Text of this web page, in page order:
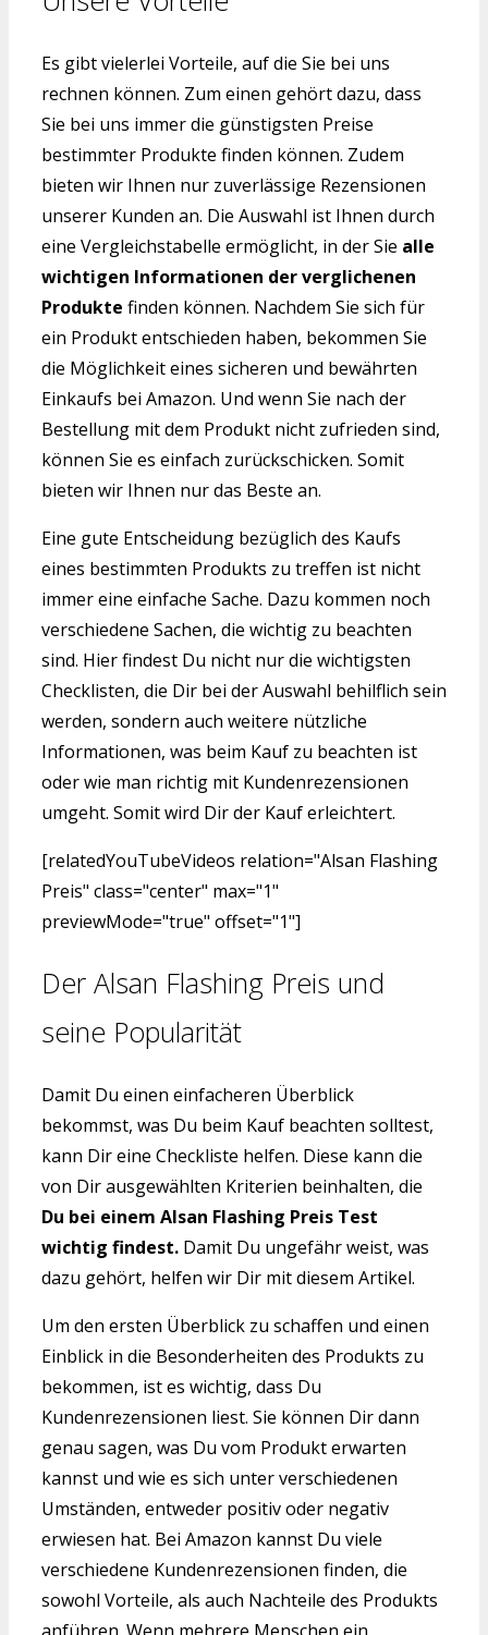
Es gibt vielerlei Vorteile, auf die Sie bei uns
rechnen können. Zum einen gehört dazu, dass
Sie bei uns immer die günstigsten Preise
bestimmter Produkte finden können. Zudem
bieten wir Ihnen nur zuverlässige Rezensionen
unserer Kunden an. Die Auswahl ist Ihnen durch
eine Vergleichstabelle ermöglicht, in der Sie alle
wichtigen Informationen der verglichenen
Produkte finden können. Nachdem Sie sich für
ein Produkt entschieden haben, bekommen Sie
die Möglichkeit eines sicheren und bewährten
Einkaufs bei Amazon. Und wenn Sie nach der
Bestellung mit dem Produkt nicht zufrieden sind,
können Sie es einfach zurückschicken. Somit
bieten wir Ihnen nur das Beste an.
Eine gute Entscheidung bezüglich des Kaufs
eines bestimmten Produkts zu treffen ist nicht
immer eine einfache Sache. Dazu kommen noch
verschiedene Sachen, die wichtig zu beachten
sind. Hier findest Du nicht nur die wichtigsten
Checklisten, die Dir bei der Auswahl behilflich sein
werden, sondern auch weitere nützliche
Informationen, was beim Kauf zu beachten ist
oder wie man richtig mit Kundenrezensionen
umgeht. Somit wird Dir der Kauf erleichtert.
[relatedYouTubeVideos relation="Alsan Flashing
Preis" class="center" max="1"
previewMode="true" offset="1"]
Der Alsan Flashing Preis und
seine Popularität
Damit Du einen einfacheren Überblick
bekommst, was Du beim Kauf beachten solltest,
kann Dir eine Checkliste helfen. Diese kann die
von Dir ausgewählten Kriterien beinhalten, die
Du bei einem Alsan Flashing Preis Test
wichtig findest. Damit Du ungefähr weist, was
dazu gehört, helfen wir Dir mit diesem Artikel.
Um den ersten Überblick zu schaffen und einen
Einblick in die Besonderheiten des Produkts zu
bekommen, ist es wichtig, dass Du
Kundenrezensionen liest. Sie können Dir dann
genau sagen, was Du vom Produkt erwarten
kannst und wie es sich unter verschiedenen
Umständen, entweder positiv oder negativ
erwiesen hat. Bei Amazon kannst Du viele
verschiedene Kundenrezensionen finden, die
sowohl Vorteile, als auch Nachteile des Produkts